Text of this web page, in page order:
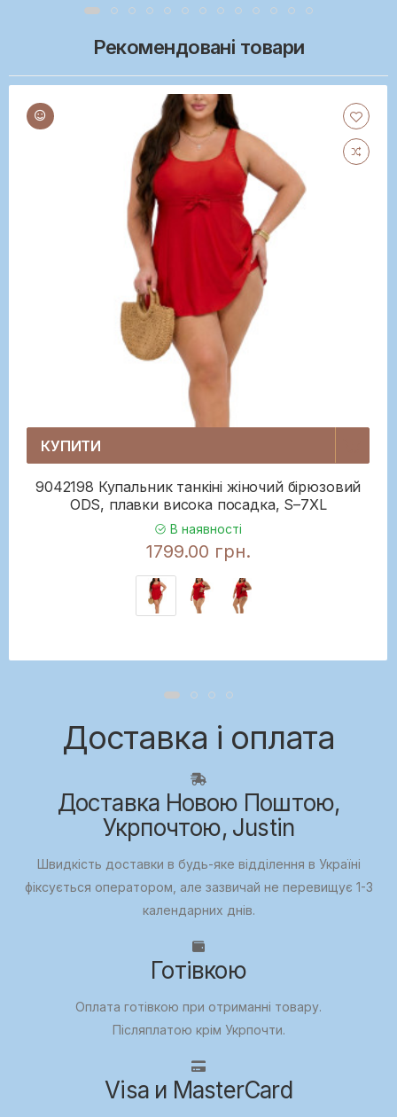
Рекомендовані товари
КУПИТИ
9042198 Купальник танкіні жіночий бірюзовий
ODS, плавки висока посадка, S–7XL
В наявності
1799.00 грн.
Доставка і оплата
Доставка Новою Поштою,
Укрпочтою, Justin
Швидкість доставки в будь-яке відділення в Україні
фіксується оператором, але зазвичай не перевищує 1-3
календарних днів.
Готівкою
Оплата готівкою при отриманні товару.
Післяплатою крім Укрпочти.
Visa и MasterCard